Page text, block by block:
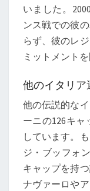
いました。
ンス戦での彼
らず、彼のレ
ミットメント
他のイタリア
他の伝説的な
ーニの126キ
しています。
ジ・ブッフォ
キャップを持
ナヴァーロや